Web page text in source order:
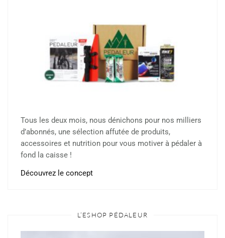
Tous les deux mois, nous dénichons pour nos milliers
d’abonnés, une sélection affutée de produits,
accessoires et nutrition pour vous motiver à pédaler à
fond la caisse !
Découvrez le concept
L’ESHOP PÉDALEUR